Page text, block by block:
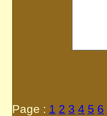
Page : 1 2 3 4 5 6